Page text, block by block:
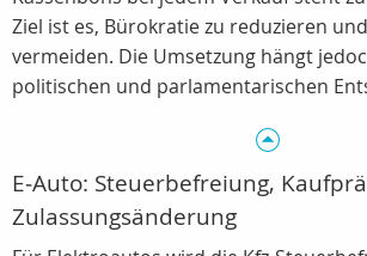
Ziel ist es, Bürokratie zu reduzieren
vermeiden. Die Umsetzung hängt
politischen und parlamentarischen
E‑Auto: Steuerbefreiung,
Zulassungsänderung